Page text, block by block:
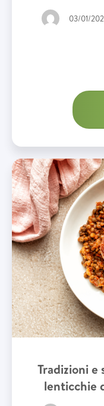
03/01/
Tradizioni e
lenticchie